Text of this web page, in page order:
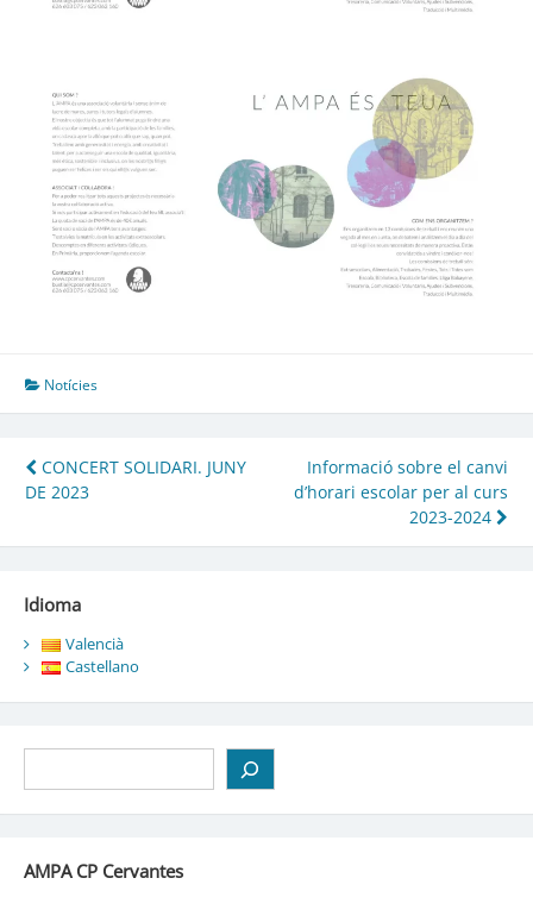
Notícies
Navegació
d'entrades
CONCERT SOLIDARI. JUNY
DE 2023
Informació sobre el canvi
d’horari escolar per al curs
2023-2024
Idioma
Valencià
Castellano
AMPA CP Cervantes